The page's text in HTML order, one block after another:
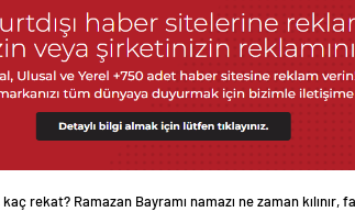
kaç rekat? Ramazan Bayramı namazı ne zaman kılınır,